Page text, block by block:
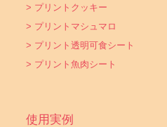
> プリントクッキー
> プリントマシュマロ
> プリント透明可食シート
> プリント魚肉シート
使用実例